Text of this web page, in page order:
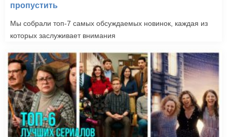
пропустить
Мы собрали топ-7 самых обсуждаемых новинок, каждая из
которых заслуживает внимания